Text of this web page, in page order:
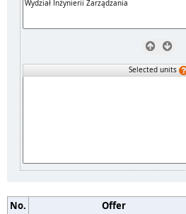
Selected units
No. Offer